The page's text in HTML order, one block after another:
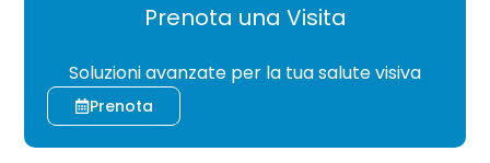
Prenota una Visita
Soluzioni avanzate per la tua salute visiva
Prenota